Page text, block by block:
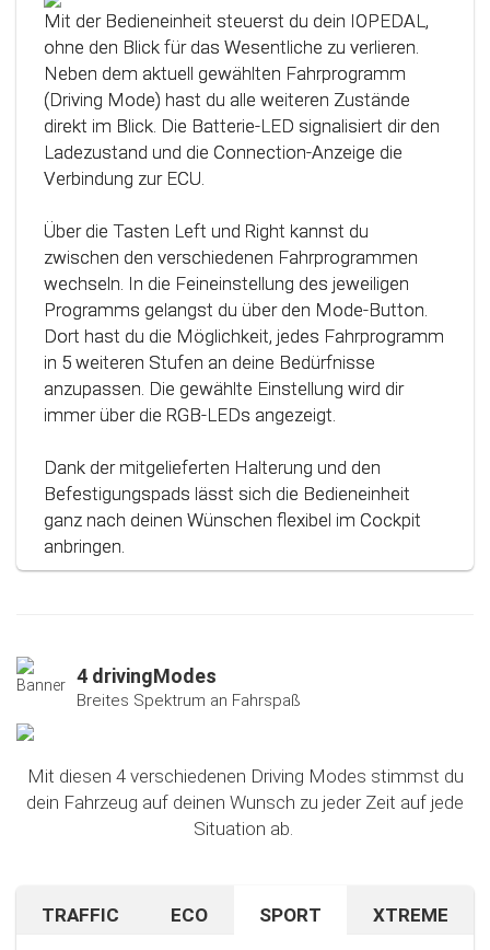
Mit der Bedieneinheit steuerst du dein IOPEDAL,
ohne den Blick für das Wesentliche zu verlieren.
Neben dem aktuell gewählten Fahrprogramm
(Driving Mode) hast du alle weiteren Zustände
direkt im Blick. Die Batterie-LED signalisiert dir den
Ladezustand und die Connection-Anzeige die
Verbindung zur ECU.
Über die Tasten Left und Right kannst du
zwischen den verschiedenen Fahrprogrammen
wechseln. In die Feineinstellung des jeweiligen
Programms gelangst du über den Mode-Button.
Dort hast du die Möglichkeit, jedes Fahrprogramm
in 5 weiteren Stufen an deine Bedürfnisse
anzupassen. Die gewählte Einstellung wird dir
immer über die RGB-LEDs angezeigt.
Dank der mitgelieferten Halterung und den
Befestigungspads lässt sich die Bedieneinheit
ganz nach deinen Wünschen flexibel im Cockpit
anbringen.
intelligente Kalibrierfunktion. Direkt nach dem
Einbau des IOPEDAL werden alle notwendigen
Informationen des Gaspedals automatisch
analysiert und zu einem optimierten individuellen
Kennfeld verarbeitet. Dadurch werden die
einzelnen Fahrmodi (Fahrprogramme)
automatisch an die Charakteristik des Gaspedals
Technologie werden alle Potenziale deines
Fahrzeuges erkannt und können optimal genutzt
werden.
4 drivingModes
Breites Spektrum an Fahrspaß
Mit diesen 4 verschiedenen Driving Modes stimmst du
dein Fahrzeug auf deinen Wunsch zu jeder Zeit auf jede
Situation ab.
TRAFFIC ECO SPORT XTREME
Bist du auf unbekanntem Terrain oder in dichtem
Sparen beim Fahren? Mit diesem cleveren
Falls du nach dem Ausprobieren unseres Sport-